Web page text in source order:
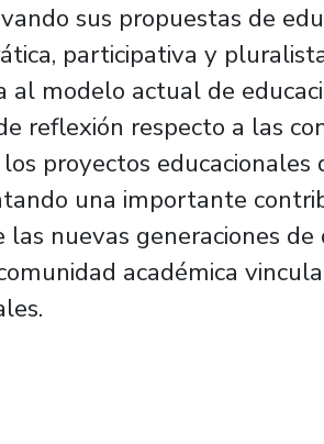
sus propuestas de
participativa y
al modelo actual de
reflexión respecto a las
proyectos educacionales
una importante
nuevas generaciones de
académica